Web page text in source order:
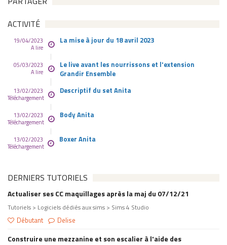
ACTIVITÉ
19/04/2023
A lire
La mise à jour du 18 avril 2023
05/03/2023
A lire
Le live avant les nourrissons et l'extension
Grandir Ensemble
13/02/2023
Téléchargement
Descriptif du set Anita
13/02/2023
Téléchargement
Body Anita
13/02/2023
Téléchargement
Boxer Anita
DERNIERS TUTORIELS
Actualiser ses CC maquillages après la maj du 07/12/21
Tutoriels > Logiciels dédiés aux sims > Sims 4 Studio
Débutant Delise
Construire une mezzanine et son escalier à l'aide des